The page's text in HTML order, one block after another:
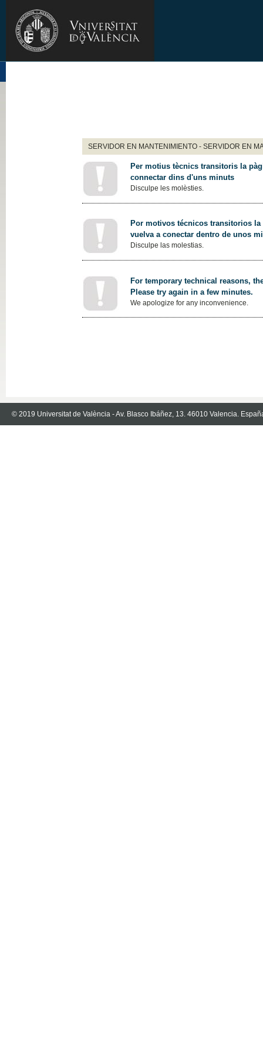
SERVIDOR EN MANTENIMIENTO - SERVIDOR EN
Per motius tècnics transitoris la
connectar dins d'uns minuts
Disculpe les molèsties.
Por motivos técnicos transitorios
vuelva a conectar dentro de unos
Disculpe las molestias.
For temporary technical reasons,
Please try again in a few minutes.
We apologize for any inconvenience.
© 2019 Universitat de València - Av. Blasco Ibáñez, 13. 46010 Valencia.